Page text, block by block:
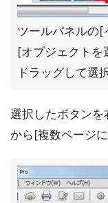
ツールパネルの[
[オブジェクト
ドラッグして選
選択したボタン
から[複数ページ